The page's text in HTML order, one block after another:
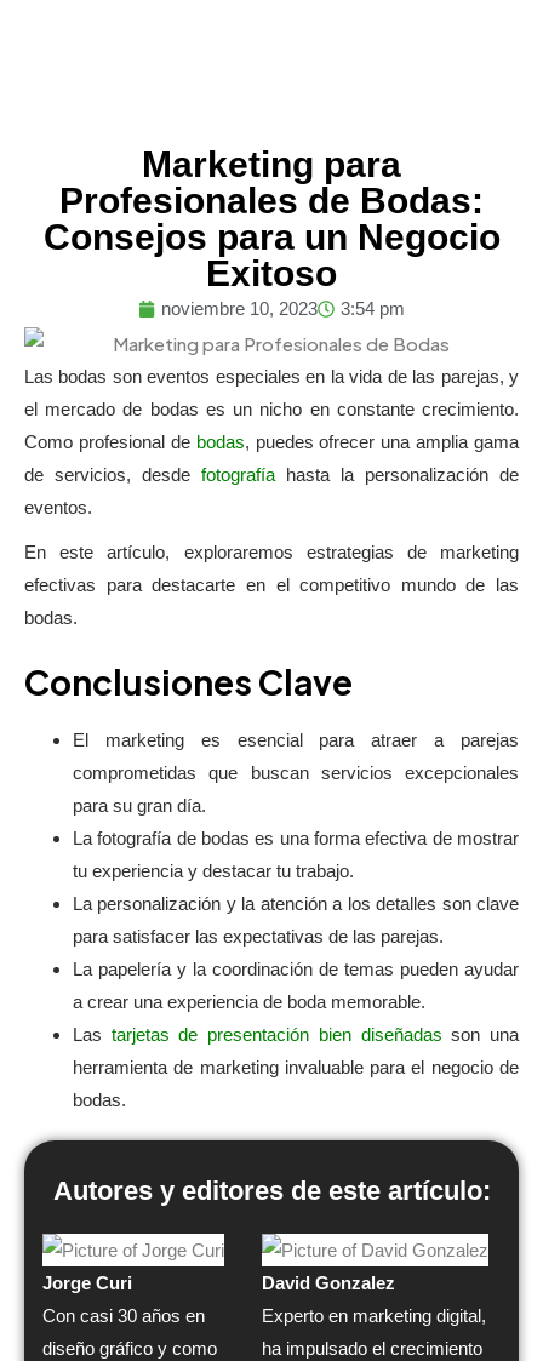
Marketing para
Profesionales de Bodas:
Consejos para un Negocio
Exitoso
noviembre 10, 2023 3:54 pm
Las bodas son eventos especiales en la vida de las parejas, y
el mercado de bodas es un nicho en constante crecimiento.
Como profesional de bodas, puedes ofrecer una amplia gama
de servicios, desde fotografíahasta la personalización de
eventos.
En este artículo, exploraremos estrategias de marketing
efectivas para destacarte en el competitivo mundo de las
bodas.
Conclusiones Clave
El marketing es esencial para atraer a parejas
comprometidas que buscan servicios excepcionales
para su gran día.
La fotografía de bodas es una forma efectiva de mostrar
tu experiencia y destacar tu trabajo.
La personalización y la atención a los detalles son clave
para satisfacer las expectativas de las parejas.
La papelería y la coordinación de temas pueden ayudar
a crear una experiencia de boda memorable.
Las tarjetas de presentación bien diseñadas son una
herramienta de marketing invaluable para el negocio de
bodas.
Autores y editores de este artículo:
Jorge Curi
Con casi 30 años en
diseño gráfico y como
David Gonzalez
Experto en marketing digital,
ha impulsado el crecimiento